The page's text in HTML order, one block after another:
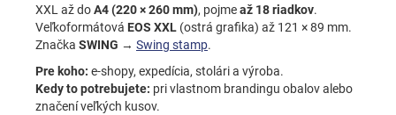
XXL až doA4 (220 × 260 mm), pojmeaž 18 riadkov.
Veľkoformátová EOS XXL (ostrá grafika) až 121 × 89 mm.
Značka SWING → Swing stamp.
Pre koho: e-shopy, expedícia, stolári a výroba.
Kedy to potrebujete: pri vlastnom brandingu obalov alebo
značení veľkých kusov.